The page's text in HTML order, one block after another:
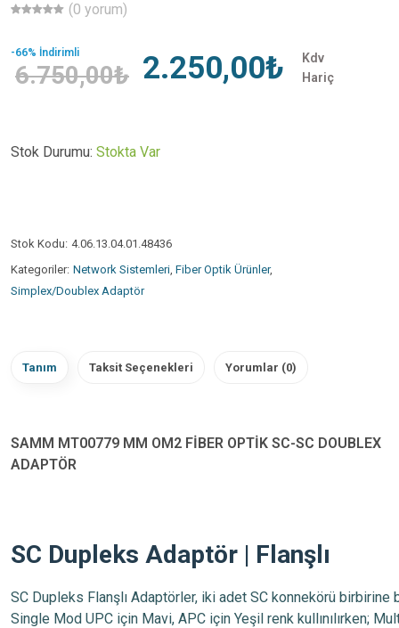
(0 yorum)
-66% İndirimli
6.750,00₺ 2.250,00₺
Kdv
Hariç
Stok Durumu: Stokta Var
Stok Kodu: 4.06.13.04.01.48436
Kategoriler: Network Sistemleri, Fiber Optik Ürünler,
Simplex/Doublex Adaptör
Tanım Taksit Seçenekleri Yorumlar (0)
SAMM MT00779 MM OM2 FİBER OPTİK SC-SC DOUBLEX
ADAPTÖR
SC Dupleks Adaptör | Flanşlı
SC Dupleks Flanşlı Adaptörler, iki adet SC konnekörü birbirine
Single Mod UPC için Mavi, APC için Yeşil renk kullınılırken;